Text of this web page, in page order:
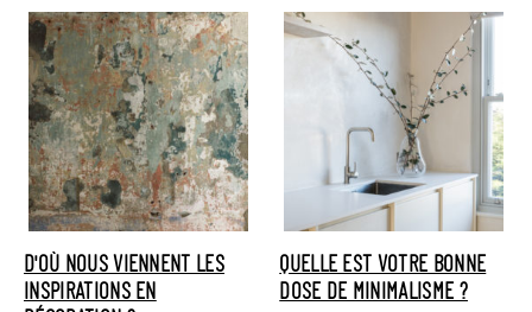
D'OÙ NOUS VIENNENT LES
INSPIRATIONS EN
QUELLE EST VOTRE BONNE
DOSE DE MINIMALISME ?